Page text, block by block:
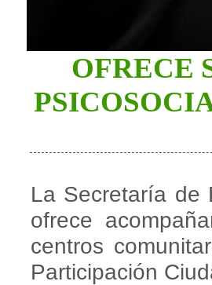
OFRECE
La Secretaría de
ofrece
centros
Participación